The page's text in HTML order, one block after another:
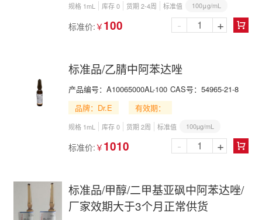
规格 1mL 库存 0 货期 2-4周 标准值 100μg/mL
标准价: ￥ 100 
- +
标准品/乙腈中阿苯达唑
产品编号： A10065000AL-100 CAS号： 54965-21-8
品牌：Dr.E
有效期：
规格 1mL 库存 0 货期 2周 标准值 100µg/mL
标准价: ￥ 1010 
- +
标准品/甲醇/二甲基亚砜中阿苯达唑/
厂家效期大于3个月正常供货